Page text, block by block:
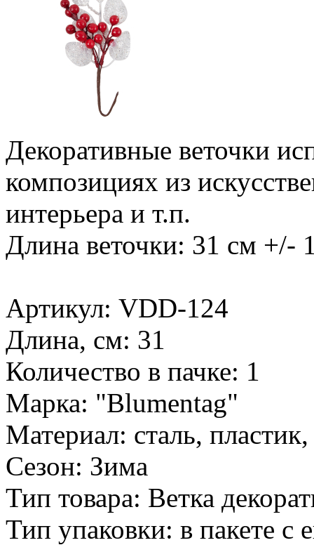
Декоративные веточки
композициях из
интерьера и т.п.
Длина веточки: 31 см +/-
Артикул: VDD-124
Длина, см: 31
Количество в пачке: 1
Марка: "Blumentag"
Материал: сталь,
Сезон: Зима
Тип товара: Ветка
Тип упаковки: в пакете с